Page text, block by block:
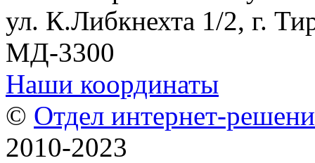
ул. К.Либкнехта 1/2, г.
МД-3300
Наши координаты
© Отдел интернет-
2010-2023